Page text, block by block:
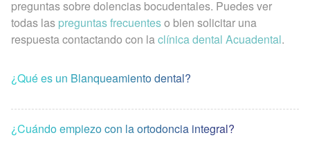
preguntas sobre dolencias bocudentales. Puedes ver
todas las preguntas frecuenteso bien solicitar una
respuesta contactando con laclínica dental Acuadental.
¿Qué es un Blanqueamiento dental?
¿Cuándo empiezo con la ortodoncia integral?